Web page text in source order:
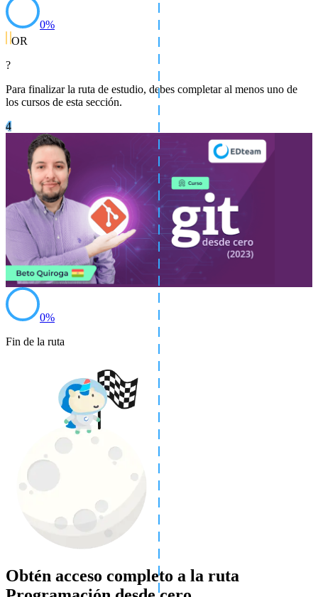
0%
OR
?
Para finalizar la ruta de estudio, debes completar al menos uno de
los cursos de esta sección.
4
0%
Fin de la ruta
Obtén acceso completo a la ruta